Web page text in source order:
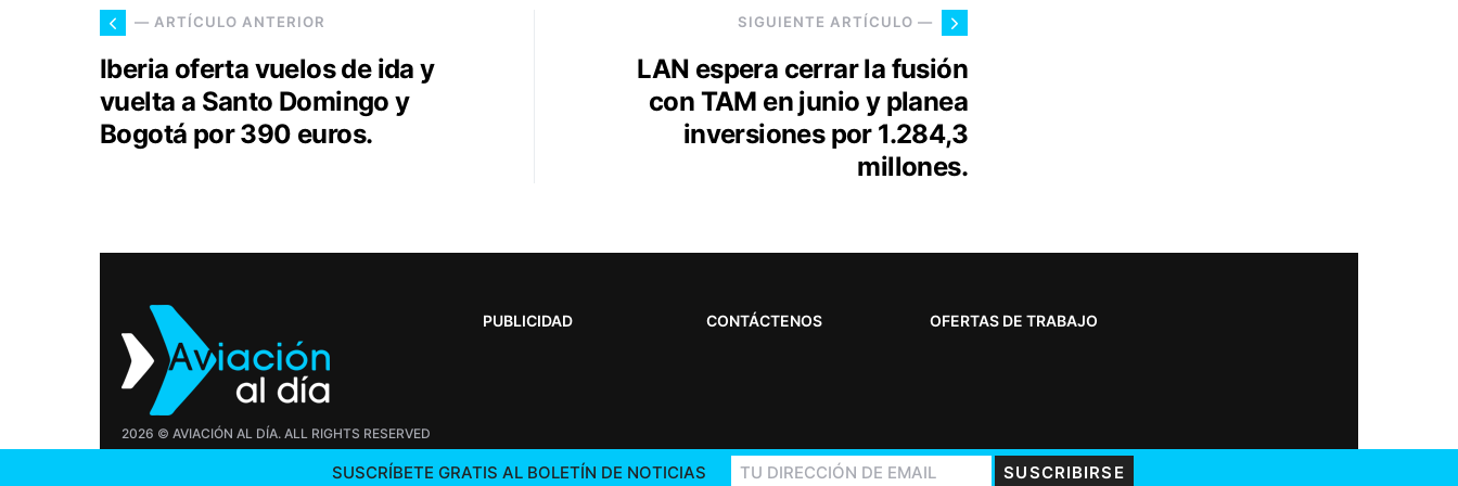
— ARTÍCULO ANTERIOR
Iberia oferta vuelos de ida y
vuelta a Santo Domingo y
Bogotá por 390 euros.
SIGUIENTE ARTÍCULO —
LAN espera cerrar la fusión
con TAM en junio y planea
inversiones por 1.284,3
millones.
2026 © AVIACIÓN AL DÍA. ALL RIGHTS RESERVED
PUBLICIDAD CONTÁCTENOS OFERTAS DE TRABAJO
SUSCRÍBETE GRATIS AL BOLETÍN DE NOTICIAS